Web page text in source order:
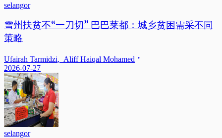
selangor
雪州扶贫不“一刀切” 巴巴莱都：城乡贫困需采不同
策略
Ufairah Tarmidzi, Aliff Haiqal Mohamed
2026-07-27
selangor